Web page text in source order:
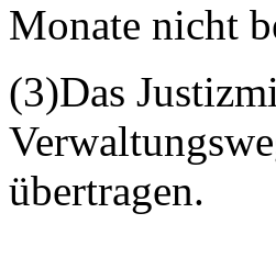
Monate nicht
(3)Das
übertragen.